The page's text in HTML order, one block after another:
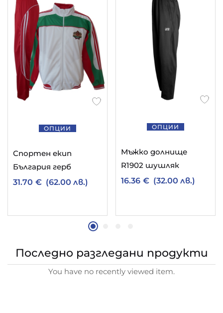
ОПЦИИ
Спортен екип
България герб
31.70 € (62.00 лв.)
ОПЦИИ
Мъжко долнище
R1902 шушляк
16.36 € (32.00 лв.)
Последно разгледани продукти
You have no recently viewed item.